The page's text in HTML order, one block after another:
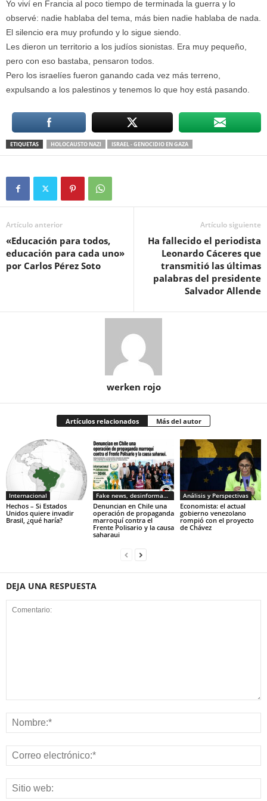
Yo viví en Francia al poco tiempo de terminada la guerra y lo
observé: nadie hablaba del tema, más bien nadie hablaba de nada.
El silencio era muy profundo y lo sigue siendo.
Les dieron un territorio a los judíos sionistas. Era muy pequeño,
pero con eso bastaba, pensaron todos.
Pero los israelíes fueron ganando cada vez más terreno,
expulsando a los palestinos y tenemos lo que hoy está pasando.
ETIQUETAS HOLOCAUSTO NAZI ISRAEL - GENOCIDIO EN GAZA
Artículo anterior
«Educación para todos,
educación para cada uno»
por Carlos Pérez Soto
Artículo siguiente
Ha fallecido el periodista
Leonardo Cáceres que
transmitió las últimas
palabras del presidente
Salvador Allende
werken rojo
Artículos relacionados Más del autor
Internacional
Hechos – Si Estados
Unidos quiere invadir
Brasil, ¿qué haría?
Fake news, desinformacion
Denuncian en Chile una
operación de propaganda
marroquí contra el
Frente Polisario y la causa
saharaui
Análisis y Perspectivas
Economista: el actual
gobierno venezolano
rompió con el proyecto
de Chávez
DEJA UNA RESPUESTA